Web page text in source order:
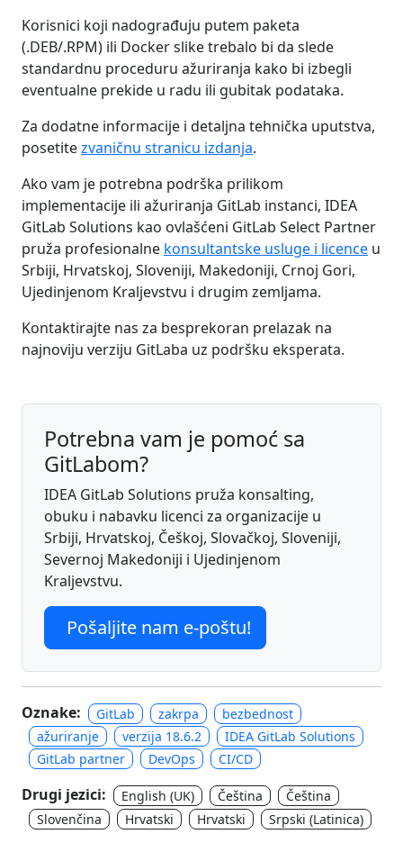
Korisnici koji nadograđuju putem paketa
(.DEB/.RPM) ili Docker slike trebalo bi da slede
standardnu proceduru ažuriranja kako bi izbegli
eventualne prekide u radu ili gubitak podataka.
Za dodatne informacije i detaljna tehnička uputstva,
posetitezvaničnu stranicu izdanja.
Ako vam je potrebna podrška prilikom
implementacije ili ažuriranja GitLab instanci, IDEA
GitLab Solutions kao ovlašćeni GitLab Select Partner
pruža profesionalne konsultantske usluge i licence u
Srbiji, Hrvatskoj, Sloveniji, Makedoniji, Crnoj Gori,
Ujedinjenom Kraljevstvu i drugim zemljama.
Kontaktirajte nas za besprekoran prelazak na
najnoviju verziju GitLaba uz podršku eksperata.
Potrebna vam je pomoć sa
GitLabom?
IDEA GitLab Solutions pruža konsalting,
obuku i nabavku licenci za organizacije u
Srbiji, Hrvatskoj, Češkoj, Slovačkoj, Sloveniji,
Severnoj Makedoniji i Ujedinjenom
Kraljevstvu.
Pošaljite nam e-poštu!
Oznake: GitLab zakrpa
bezbednost
ažuriranje
verzija 18.6.2
IDEA GitLab Solutions
GitLab partner
DevOps CI/CD
Drugi jezici: English (UK) Čeština
Čeština
Slovenčina
Hrvatski Hrvatski Srpski (Latinica)